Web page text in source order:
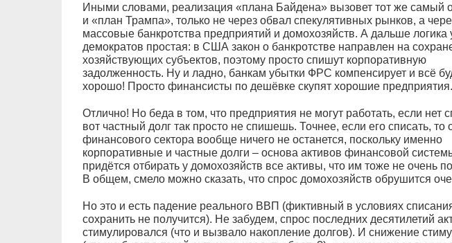
Иными словами, реализация «плана Байдена» вызовет тот же самый
и «план Трампа», только не через обвал спекулятивных рынков, а
массовые банкротства предприятий и домохозяйств. А дальше логика
демократов простая: в США закон о банкротстве направлен на
хозяйствующих субъектов, поэтому просто спишут корпоративную
задолженность. Ну и ладно, банкам убытки ФРС компенсирует и всё
хорошо! Просто финансисты по дешёвке скупят хорошие предприятия.
Отлично! Но беда в том, что предприятия не могут работать, если нет
вот частный долг так просто не спишешь. Точнее, если его списать, то
финансового сектора вообще ничего не останется, поскольку именно
корпоративные и частные долги – основа активов финансовой
придётся отбирать у домохозяйств все активы, что им тоже не очень
В общем, смело можно сказать, что спрос домохозяйств обрушится
Но это и есть падение реального ВВП (фиктивный в условиях
сохранить не получится). Не забудем, спрос последних десятилетий
стимулировался (что и вызвало накопление долгов). И снижение